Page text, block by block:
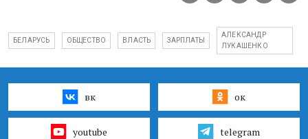
БЕЛАРУСЬ ОБЩЕСТВО ВЛАСТЬ ЗАРПЛАТЫ
АЛЕКСАНДР
ЛУКАШЕНКО
вк ок
youtube telegram